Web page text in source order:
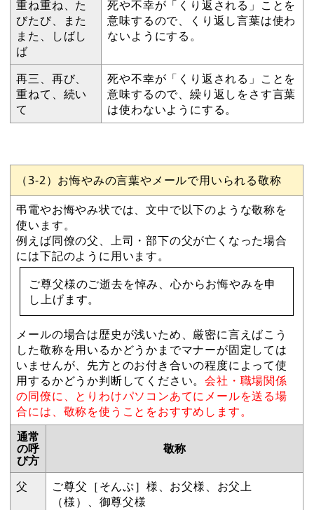
重ね重ね、た
びたび、また
また、しばし
ば
死や不幸が「くり返される」ことを
意味するので、くり返し言葉は使わ
ないようにする。
再三、再び、
重ねて、続い
て
死や不幸が「くり返される」ことを
意味するので、繰り返しをさす言葉
は使わないようにする。
（3-2）お悔やみの言葉やメールで用いられる敬称
弔電やお悔やみ状では、文中で以下のような敬称を
使います。
例えば同僚の父、上司・部下の父が亡くなった場合
には下記のように用います。
ご尊父様のご逝去を悼み、心からお悔やみを申
し上げます。
メールの場合は歴史が浅いため、厳密に言えばこう
した敬称を用いるかどうかまでマナーが固定しては
いませんが、先方とのお付き合いの程度によって使
用するかどうか判断してください。会社・職場関係
の同僚に、とりわけパソコンあてにメールを送る場
合には、敬称を使うことをおすすめします。
通常
の呼
び方
敬称
父
ご尊父［そんぷ］様、お父様、お父上
（様）、御尊父様